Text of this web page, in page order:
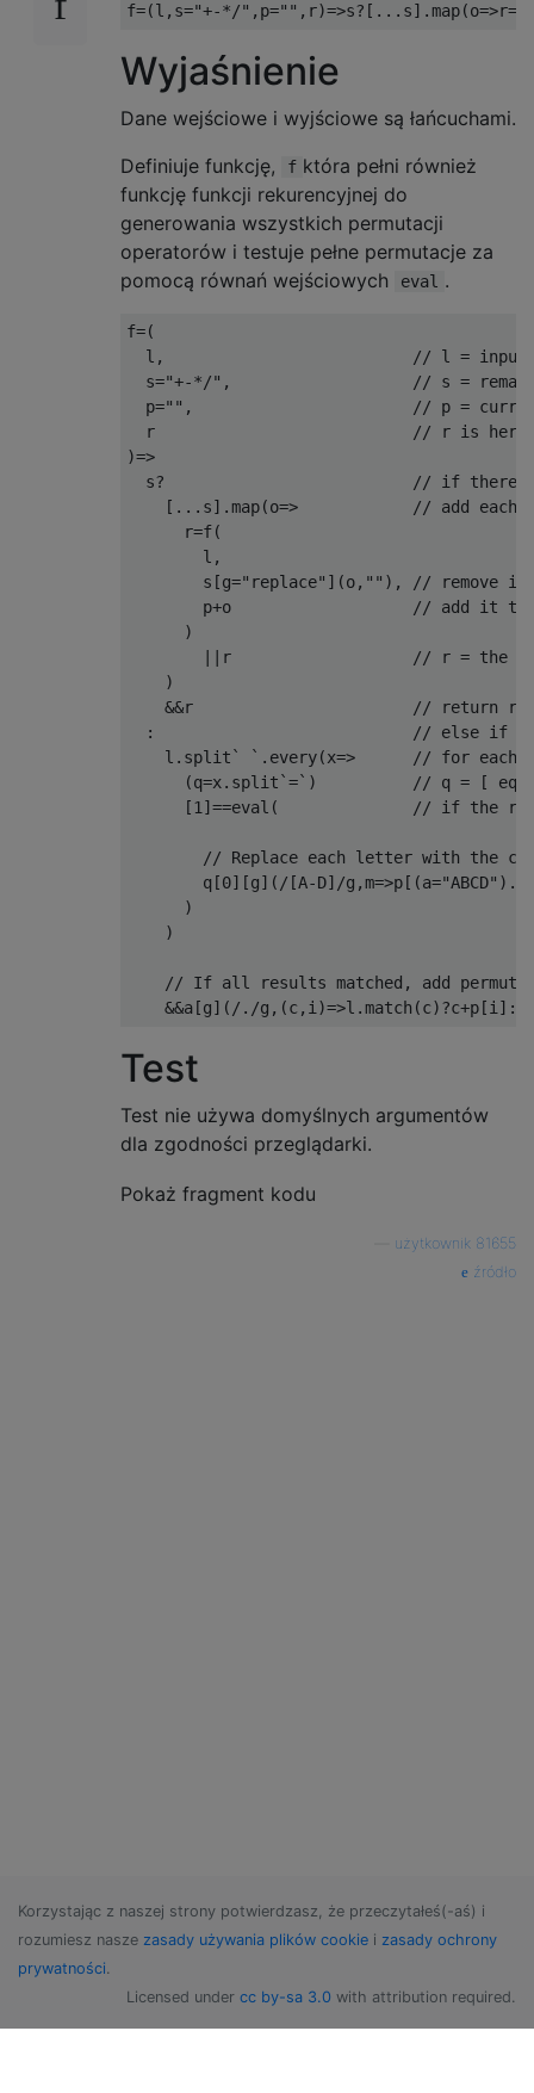
f=(l , s="+-*/" , p="" , r)=>s?[... s].map(o=>r=
Wyjaśnienie
Dane wejściowe i wyjściowe są łańcuchami.
Definiuje funkcję,
f która pełni również
funkcję funkcji rekurencyjnej do
generowania wszystkich permutacji
operatorów i testuje pełne permutacje za
pomocą równań wejściowych
eval .
f=(
  l
,
// l = input
  s
="+-*/" ,
// s =
  p
="" ,
// p =
  r
// r is here
)=>
  s
?
// if there
[... s].map(o=>
// add each
      r
=f(
        l
,
        s
[g="replace" ](o, "" ),
// remove it
        p
+o
// add it to
)
r
// r = the
)
&&r
// return r
:
// else if
    l
. split ` `. every(x=>
// for each
(q=x. split `=`)
// q = [
[1 ]==eval ( // if the
// Replace each letter with the
        q
[0][g]( /[A-D]/g ,m=>p [(a="ABCD" ).
)
)
// If all results matched, add
&&a [g]( /./g ,(c , i )=>l .match (c)?c+p [i ]:
Test
Test nie używa domyślnych argumentów
dla zgodności przeglądarki.
Pokaż fragment kodu
użytkownik 81655
źródło
Korzystając z naszej strony potwierdzasz, że przeczytałeś(-aś) i
rozumiesz nasze zasady używania plików cookie i zasady ochrony
prywatności.
Licensed under cc by-sa 3.0 with attribution required.